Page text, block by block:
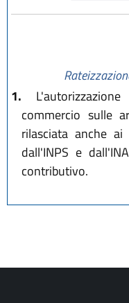
L.R. 30
1.
commercio sulle
rilasciata anche
dall'INPS e
contributivo.